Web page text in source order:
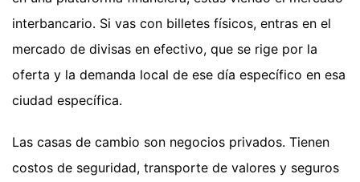
interbancario. Si vas con billetes físicos, entras en el
mercado de divisas en efectivo, que se rige por la
oferta y la demanda local de ese día específico en esa
ciudad específica.
Las casas de cambio son negocios privados. Tienen
costos de seguridad, transporte de valores y seguros